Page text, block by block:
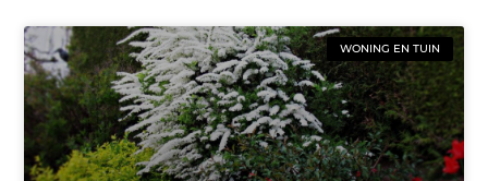
WONING EN TUIN